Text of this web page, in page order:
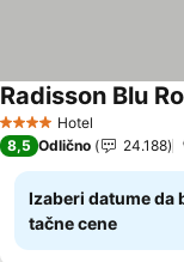
4 ZvezdiceHotel
Radisson Blu
8,5 Odlično 24.188
Izaberi datume da
tačne cene